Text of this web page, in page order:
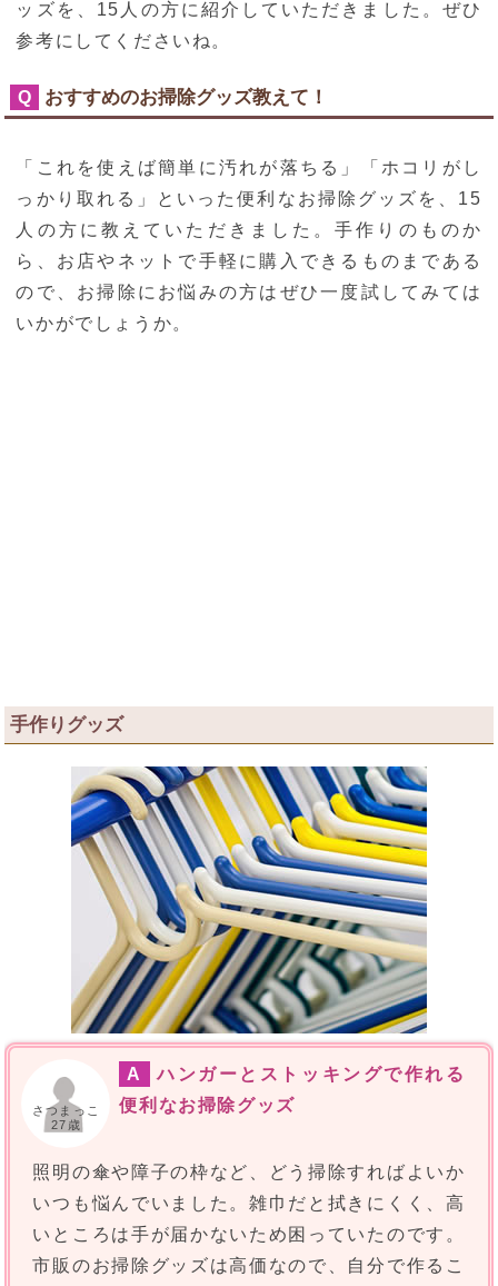
ッズを、15人の方に紹介していただきました。ぜひ
参考にしてくださいね。
Q おすすめのお掃除グッズ教えて！
「これを使えば簡単に汚れが落ちる」「ホコリがし
っかり取れる」といった便利なお掃除グッズを、15
人の方に教えていただきました。手作りのものか
ら、お店やネットで手軽に購入できるものまである
ので、お掃除にお悩みの方はぜひ一度試してみては
いかがでしょうか。
手作りグッズ
さつまっこ
27歳
A
ハンガーとストッキングで作れる
便利なお掃除グッズ
照明の傘や障子の枠など、どう掃除すればよいか
いつも悩んでいました。雑巾だと拭きにくく、高
いところは手が届かないため困っていたのです。
市販のお掃除グッズは高価なので、自分で作るこ